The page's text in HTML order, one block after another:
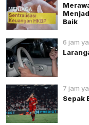
Baik
6 jam
7 jam
Sepak